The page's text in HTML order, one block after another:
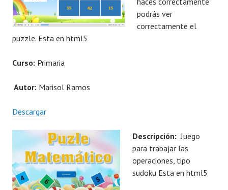
podrás ver
correctamente el
puzzle. Esta en html5
Curso: Primaria
Autor: Marisol Ramos
Descargar
Descripción: Juego
para trabajar las
operaciones, tipo
sudoku Esta en html5